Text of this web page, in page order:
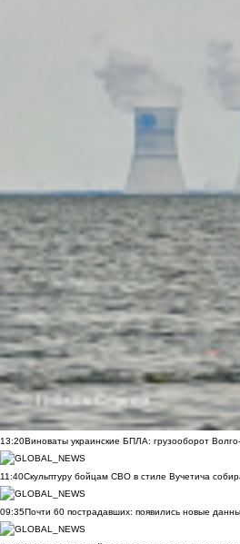
13:20Виноваты украинские БПЛА: грузооборот
11:40Скульптуру бойцам СВО в стиле Вучетича
09:35Почти 60 пострадавших: появились новые